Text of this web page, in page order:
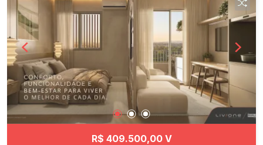
R$ 409.500,00 V